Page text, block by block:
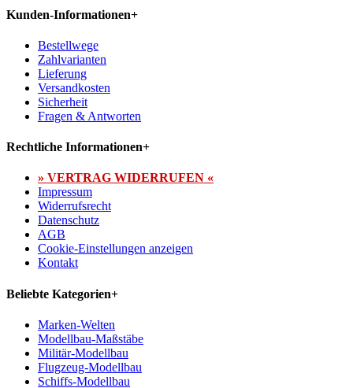
Kunden-Informationen+
Bestellwege
Zahlvarianten
Lieferung
Versandkosten
Sicherheit
Fragen & Antworten
Rechtliche Informationen+
» VERTRAG WIDERRUFEN «
Impressum
Widerrufsrecht
Datenschutz
AGB
Cookie-Einstellungen anzeigen
Kontakt
Beliebte Kategorien+
Marken-Welten
Modellbau-Maßstäbe
Militär-Modellbau
Flugzeug-Modellbau
Schiffs-Modellbau